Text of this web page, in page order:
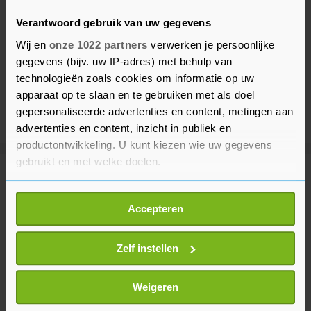
Verantwoord gebruik van uw gegevens
Wij en onze 1022 partners verwerken je persoonlijke
gegevens (bijv. uw IP-adres) met behulp van
technologieën zoals cookies om informatie op uw
apparaat op te slaan en te gebruiken met als doel
gepersonaliseerde advertenties en content, metingen aan
advertenties en content, inzicht in publiek en
productontwikkeling. U kunt kiezen wie uw gegevens
gebruikt en met welke doelen.
Als u het toestaat, willen we ook graag:
Informatie verzamelen over uw geografische
locatie, die tot een paar meter nauwkeurig kan zijn
Uw apparaat identificeren door het actief te
scannen op specifieke eigenschappen (fingerprinting)
Lees meer over hoe uw persoonlijke gegevens worden
verwerkt en stel uw voorkeuren in het
Accepteren
Zelf instellen
Weigeren
Meer uit Politiek
Paul hield besluit loon
arbeidsmigranten stil tot na
3 dagen geleden